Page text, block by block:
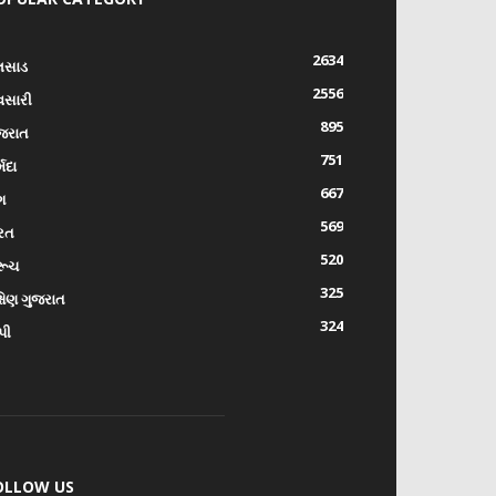
2634
2556
895
751
667
569
520
ગુજરાત
325
324
US